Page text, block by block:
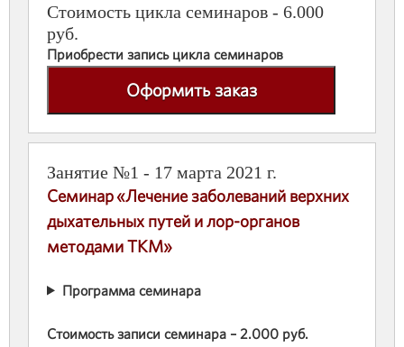
Стоимость цикла семинаров - 6.000
руб.
Приобрести запись цикла семинаров
Оформить заказ
Занятие №1 - 17 марта 2021 г.
Семинар «Лечение заболеваний верхних
дыхательных путей и лор-органов
методами ТКМ»
Программа семинара
Стоимость записи семинара – 2.000 руб.